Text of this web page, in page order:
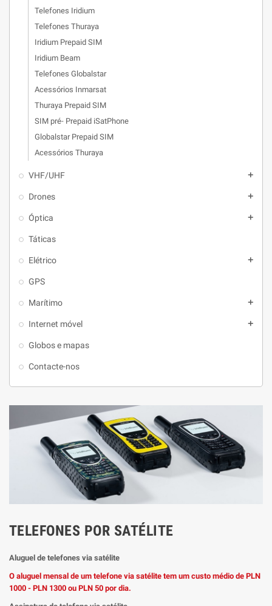
Telefones Iridium
Telefones Thuraya
Iridium Prepaid SIM
Iridium Beam
Telefones Globalstar
Acessórios Inmarsat
Thuraya Prepaid SIM
SIM pré- Prepaid iSatPhone
Globalstar Prepaid SIM
Acessórios Thuraya
VHF/UHF add
Drones add
Óptica add
Táticas
Elétrico add
GPS
Marítimo add
Internet móvel add
Globos e mapas
Contacte-nos
TELEFONES POR SATÉLITE
Aluguel de telefones via satélite
O aluguel mensal de um telefone via satélite tem um custo médio de PLN
1000 - PLN 1300 ou PLN 50 por dia.